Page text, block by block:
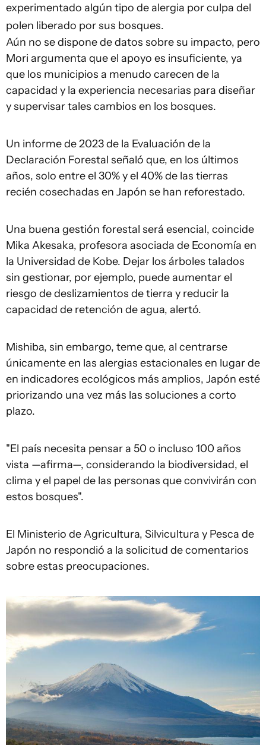
experimentado algún tipo de alergia por culpa del
polen liberado por sus bosques.
Aún no se dispone de datos sobre su impacto, pero
Mori argumenta que el apoyo es insuficiente, ya
que los municipios a menudo carecen de la
capacidad y la experiencia necesarias para diseñar
y supervisar tales cambios en los bosques.
Un informe de 2023 de la Evaluación de la
Declaración Forestal señaló que, en los últimos
años, solo entre el 30% y el 40% de las tierras
recién cosechadas en Japón se han reforestado.
Una buena gestión forestal será esencial, coincide
Mika Akesaka, profesora asociada de Economía en
la Universidad de Kobe. Dejar los árboles talados
sin gestionar, por ejemplo, puede aumentar el
riesgo de deslizamientos de tierra y reducir la
capacidad de retención de agua, alertó.
Mishiba, sin embargo, teme que, al centrarse
únicamente en las alergias estacionales en lugar de
en indicadores ecológicos más amplios, Japón esté
priorizando una vez más las soluciones a corto
plazo.
"El país necesita pensar a 50 o incluso 100 años
vista —afirma—, considerando la biodiversidad, el
clima y el papel de las personas que convivirán con
estos bosques".
El Ministerio de Agricultura, Silvicultura y Pesca de
Japón no respondió a la solicitud de comentarios
sobre estas preocupaciones.